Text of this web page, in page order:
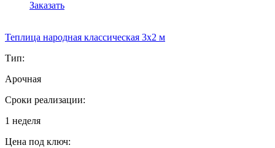
Заказать
Теплица народная классическая 3х2 м
Тип:
Арочная
Сроки реализации:
1 неделя
Цена под ключ: